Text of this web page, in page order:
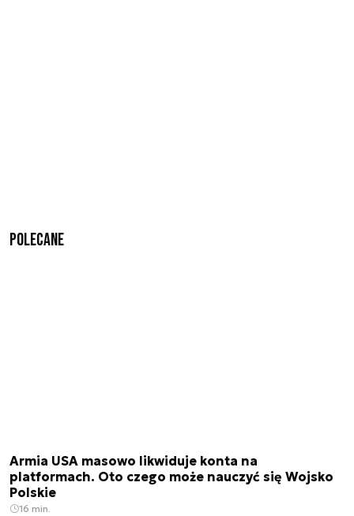
Polecane
Armia USA masowo likwiduje konta na
platformach. Oto czego może nauczyć się Wojsko
Polskie
16 min.